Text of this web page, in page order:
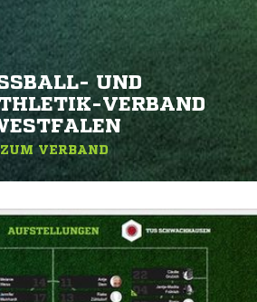
UND L
VERBAND W
ZUM VERBAND